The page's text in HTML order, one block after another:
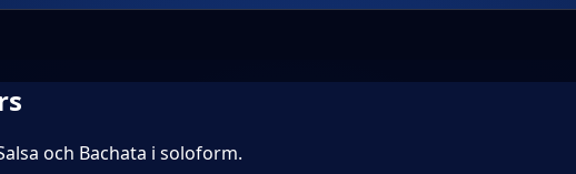
och Bachata i soloform.